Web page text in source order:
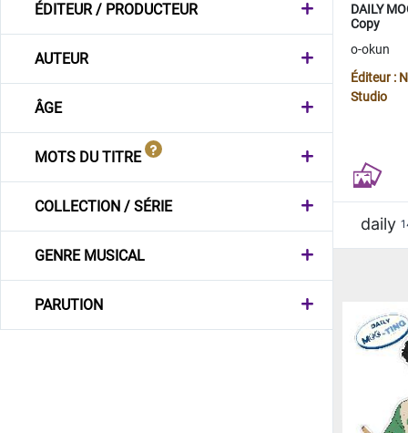
ÉDITEUR / PRODUCTEUR
AUTEUR
ÂGE
MOTS DU TITRE
COLLECTION / SÉRIE
GENRE MUSICAL
PARUTION
DAILY
Copy
o-okun
Éditeur :
Studio
daily